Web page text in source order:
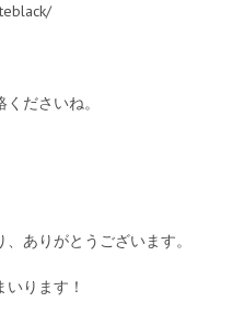
ださいね。
ありがとうございます。
ります！